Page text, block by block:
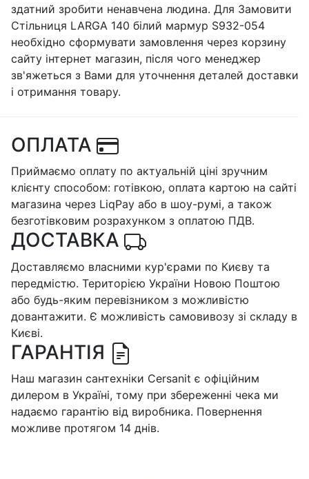
здатний зробити ненавчена людина. Для Замовити
Стільниця LARGA 140 білий мармур S932-054
необхідно сформувати замовлення через корзину
сайту інтернет магазин, після чого менеджер
зв'яжеться з Вами для уточнення деталей доставки
і отримання товару.
ОПЛАТА
Приймаємо оплату по актуальній ціні зручним
клієнту способом: готівкою, оплата картою на сайті
магазина через LiqPay або в шоу-румі, а також
безготівковим розрахунком з оплатою ПДВ.
ДОСТАВКА
Доставляємо власними кур'єрами по Києву та
передмістю. Територією України Новою Поштою
або будь-яким перевізником з можливістю
довантажити. Є можливість самовивозу зі складу в
Києві.
ГАРАНТІЯ
Наш магазин сантехніки Cersanit є офіційним
дилером в Україні, тому при збереженні чека ми
надаємо гарантію від виробника. Повернення
можливе протягом 14 днів.